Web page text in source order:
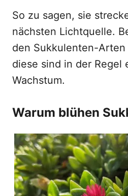
So zu sagen, sie
nächsten Lichtquelle.
den Sukkulenten-Arten
diese sind in der Regel
Wachstum.
Warum blühen